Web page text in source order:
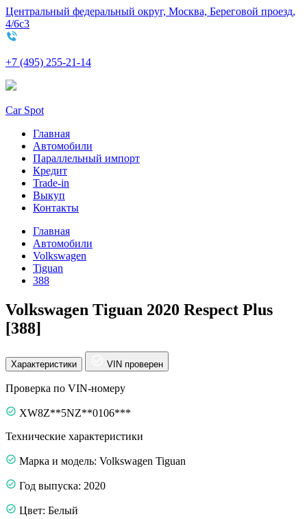
Центральный федеральный округ, Москва, Береговой проезд,
4/6с3
+7 (495) 255-21-14
Car Spot
Главная
Автомобили
Параллельный импорт
Кредит
Trade-in
Выкуп
Контакты
Главная
Автомобили
Volkswagen
Tiguan
388
Volkswagen Tiguan 2020 Respect Plus
[388]
Характеристики VIN проверен
Проверка по VIN-номеру
XW8Z**5NZ**0106***
Технические характеристики
Марка и модель: Volkswagen Tiguan
Год выпуска: 2020
Цвет: Белый